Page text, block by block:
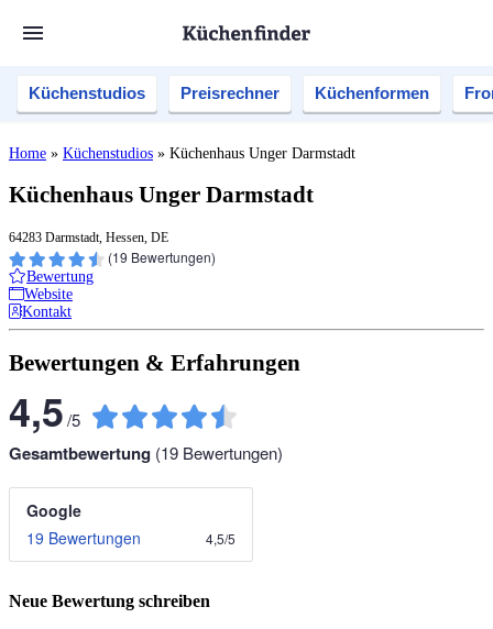
Küchenstudios Preisrechner Küchenformen
Home » Küchenstudios » Küchenhaus Unger Darmstadt
Küchenhaus Unger Darmstadt
64283 Darmstadt, Hessen, DE
(19 Bewertungen)
Bewertung
Website
Kontakt
Bewertungen & Erfahrungen
4,5/5
Gesamtbewertung (19 Bewertungen)
Google
19 Bewertungen
4,5/5
Neue Bewertung schreiben